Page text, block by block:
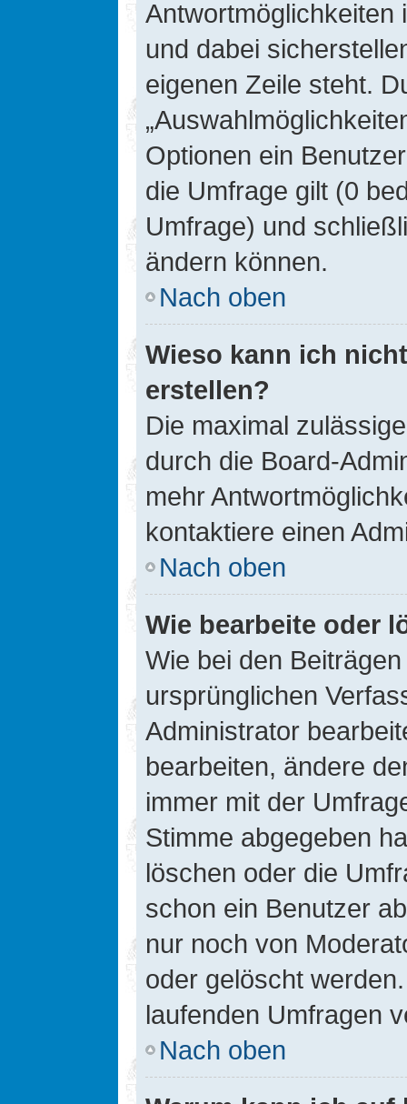
Antwortmöglichkeiten
und dabei
eigenen Zeile steht.
Optionen ein
die Umfrage gilt (0
Umfrage) und
ändern können.
Nach oben
Wieso kann ich
erstellen?
Die maximal
durch die Board-
mehr
kontaktiere einen
Nach oben
Wie bearbeite oder
Wie bei den
ursprünglichen
Administrator
bearbeiten, ändere
immer mit der
Stimme abgegeben
löschen oder die
schon ein Benutzer
nur noch von
oder gelöscht
laufenden Umfragen
Nach oben